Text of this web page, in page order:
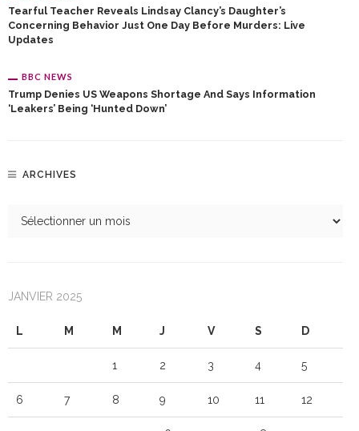
Tearful Teacher Reveals Lindsay Clancy’s Daughter’s
Concerning Behavior Just One Day Before Murders: Live
Updates
BBC NEWS
Trump Denies US Weapons Shortage And Says Information
‘leakers’ Being ‘hunted Down’
ARCHIVES
JANVIER 2025
L M M J V S D
1 2 3 4 5
6 7 8 9 10 11 12